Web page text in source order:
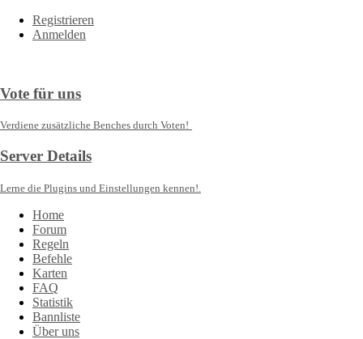
Registrieren
Anmelden
Vote für uns
Verdiene zusätzliche Benches durch Voten!
Server Details
Lerne die Plugins und Einstellungen kennen!.
Home
Forum
Regeln
Befehle
Karten
FAQ
Statistik
Bannliste
Über uns